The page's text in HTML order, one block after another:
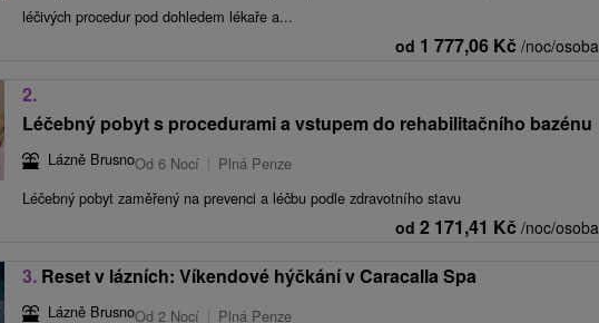
léčivých procedur pod dohledem lékaře a...
od 1 777,06 Kč /noc/osoba
2.
Léčebný pobyt s procedurami a vstupem do rehabilitačního bazénu
Lázně BrusnoOd 6 Nocí
Plná Penze
Léčebný pobyt zaměřený na prevenci a léčbu podle zdravotního stavu
od 2 171,41 Kč /noc/osoba
3. Reset v lázních: Víkendové hýčkání v Caracalla Spa
Lázně BrusnoOd 2 Nocí
Plná Penze